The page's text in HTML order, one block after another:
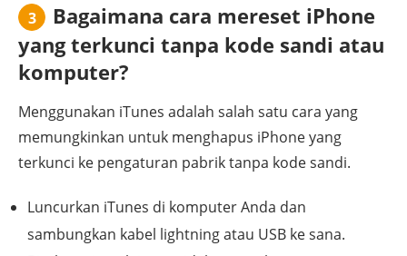
3
Bagaimana cara mereset iPhone
yang terkunci tanpa kode sandi atau
komputer?
Menggunakan iTunes adalah salah satu cara yang
memungkinkan untuk menghapus iPhone yang
terkunci ke pengaturan pabrik tanpa kode sandi.
Luncurkan iTunes di komputer Anda dan
sambungkan kabel lightning atau USB ke sana.